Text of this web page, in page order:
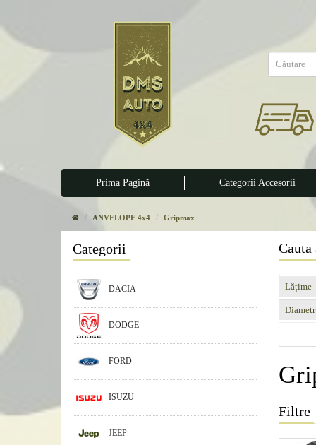
Prima Pagină Categorii Accesorii
ANVELOPE 4x4 Gripmax
Categorii
DACIA
DODGE
FORD
ISUZU
JEEP
Lățime
Filtre